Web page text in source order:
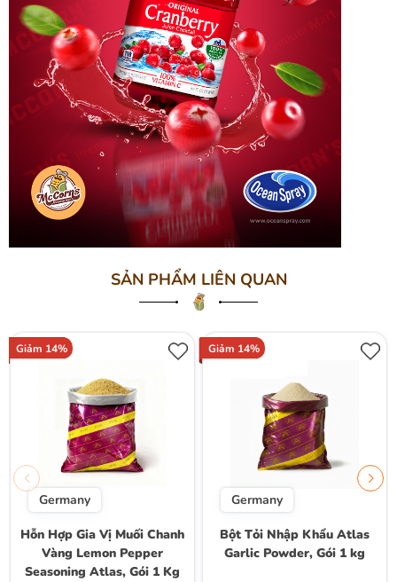
SẢN PHẨM LIÊN QUAN
Giảm 14%
Germany
Hỗn Hợp Gia Vị Muối Chanh
Vàng Lemon Pepper
Seasoning Atlas, Gói 1 Kg
Giảm 14%
Germany
Bột Tỏi Nhập Khẩu Atlas
Garlic Powder, Gói 1 kg